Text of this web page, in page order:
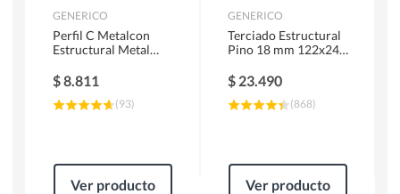
GENERICO
Perfil C Metalcon
Estructural Metal
$8.811
(93)
Ver producto
GENERICO
Terciado Estructural
Pino 18 mm 122x244
$ 23.490
(868)
Ver producto